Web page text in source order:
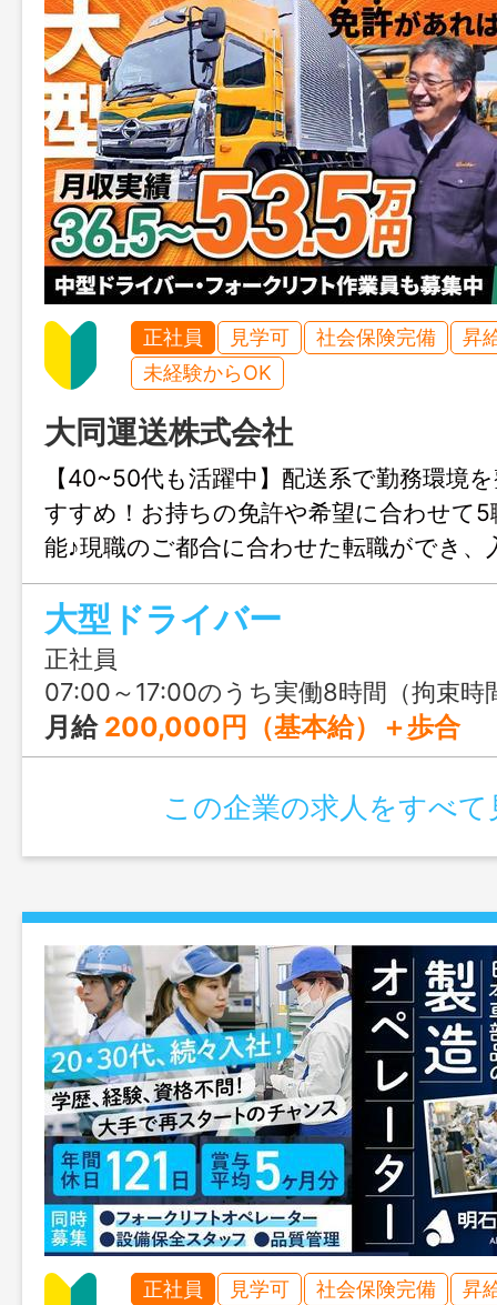
正社員 見学可 社会保険完備
昇
未経験からOK
大同運送株式会社
【40~50代も活躍中】配送系で勤務環境
すすめ！お持ちの免許や希望に合わせて5
能♪現職のご都合に合わせた転職ができ、
ら3〜6ヶ月後でもOK◎初めてのドライバ
率の良い会社で、一緒にみんなで楽しい
きましょう！
大型ドライバー
正社員
07:00～17:00のうち実働8時間（拘束時間は、原則13時間以内）
月給 200,000円（基本給）＋歩合 【給与詳細】 ・基本給：200,000円 ・歩合：80,000円～230,000円（走
この企業の求人をすべて
正社員 見学可 社会保険完備
昇